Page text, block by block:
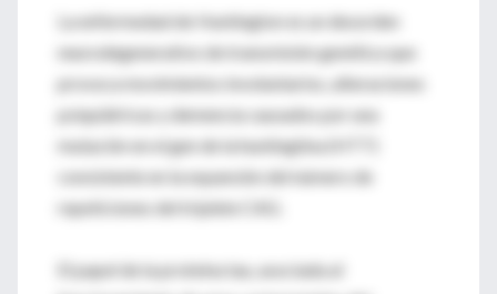
La enfermedad de Huntington es un desorden
neurodegenerativo de transmisión genética que
provoca movimientos involuntarios, alteraciones
psiquiátricas y demencia causados por una
mutación en el gen de la huntingtina (HTT)
consistente en la expansión del número de
repeticiones del triplete CAG.
El papel de la proteína tau, asociada al